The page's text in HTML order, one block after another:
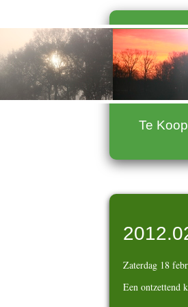
Te Koop
Zaterdag 18
Een ontzettend